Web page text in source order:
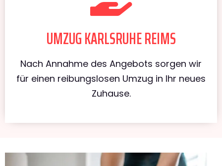
UMZUG KARLSRUHE REIMS
Nach Annahme des Angebots sorgen wir
für einen reibungslosen Umzug in Ihr neues
Zuhause.